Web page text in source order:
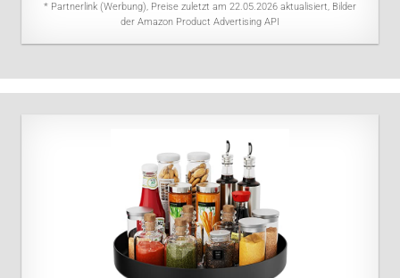
* Partnerlink (Werbung), Preise zuletzt am 22.05.2026 aktualisiert, Bilder
der Amazon Product Advertising API